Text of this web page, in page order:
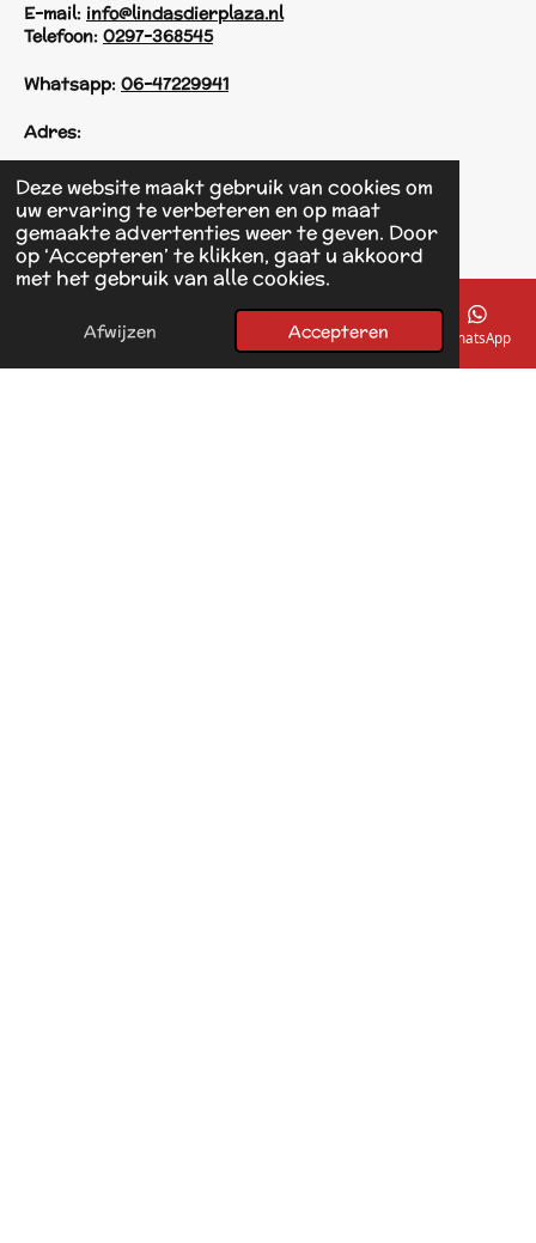
Deze website maakt gebruik van cookies om
uw ervaring te verbeteren en op maat
gemaakte advertenties weer te geven. Door
op ‘Accepteren’ te klikken, gaat u akkoord
met het gebruik van alle cookies.
Afwijzen Accepteren
E-mail: info@lindasdierplaza.nl
Telefoon: 0297-368545
Whatsapp: 06-47229941
Adres:
Einsteinstraat 125
1433 KH Kudelstaart
F
a
o
© 2017 - 2026 Linda's Dierplaza
E-mailadres Telefoonnummer Kaart Facebook WhatsApp